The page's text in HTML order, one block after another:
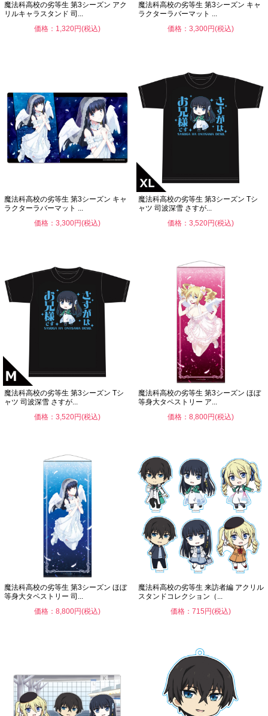
魔法科高校の劣等生 第3シーズン アク
リルキャラスタンド 司...
価格：1,320円(税込)
魔法科高校の劣等生 第3シーズン キャ
ラクターラバーマット ...
価格：3,300円(税込)
魔法科高校の劣等生 第3シーズン キャ
ラクターラバーマット ...
価格：3,300円(税込)
魔法科高校の劣等生 第3シーズン Tシ
ャツ 司波深雪 さすが...
価格：3,520円(税込)
魔法科高校の劣等生 第3シーズン Tシ
ャツ 司波深雪 さすが...
価格：3,520円(税込)
魔法科高校の劣等生 第3シーズン ほぼ
等身大タペストリー ア...
価格：8,800円(税込)
魔法科高校の劣等生 第3シーズン ほぼ
等身大タペストリー 司...
価格：8,800円(税込)
魔法科高校の劣等生 来訪者編 アクリル
スタンドコレクション（...
価格：715円(税込)